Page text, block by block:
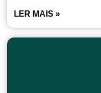
LER MAIS »